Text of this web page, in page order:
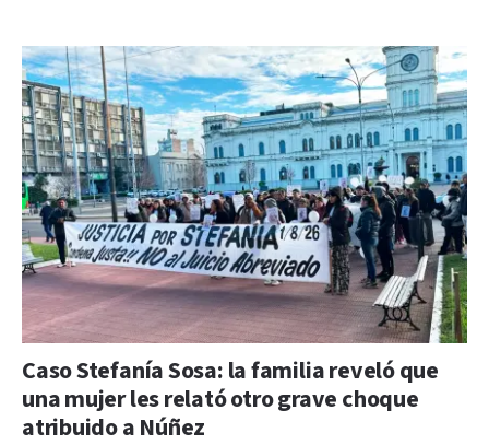
Caso Stefanía Sosa: la familia reveló que
una mujer les relató otro grave choque
atribuido a Núñez